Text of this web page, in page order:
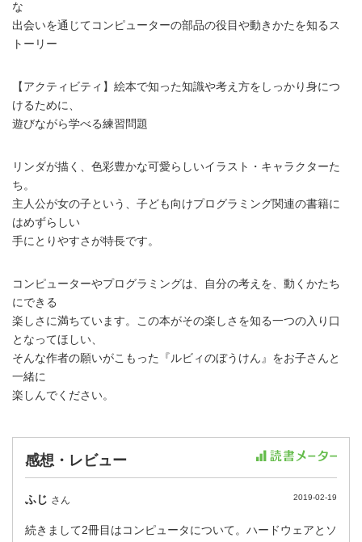
な
出会いを通じてコンピューターの部品の役目や動きかたを知るス
トーリー
【アクティビティ】絵本で知った知識や考え方をしっかり身につ
けるために、
遊びながら学べる練習問題
リンダが描く、色彩豊かな可愛らしいイラスト・キャラクターた
ち。
主人公が女の子という、子ども向けプログラミング関連の書籍に
はめずらしい
手にとりやすさが特長です。
コンピューターやプログラミングは、自分の考えを、動くかたち
にできる
楽しさに満ちています。この本がその楽しさを知る一つの入り口
となってほしい、
そんな作者の願いがこもった『ルビィのぼうけん』をお子さんと
一緒に
楽しんでください。
感想・レビュー
ふじ さん 2019-02-19
続きまして2冊目はコンピュータについて。ハードウェアとソ